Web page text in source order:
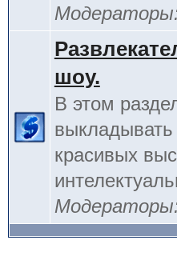
шоу.
В этом
красивых